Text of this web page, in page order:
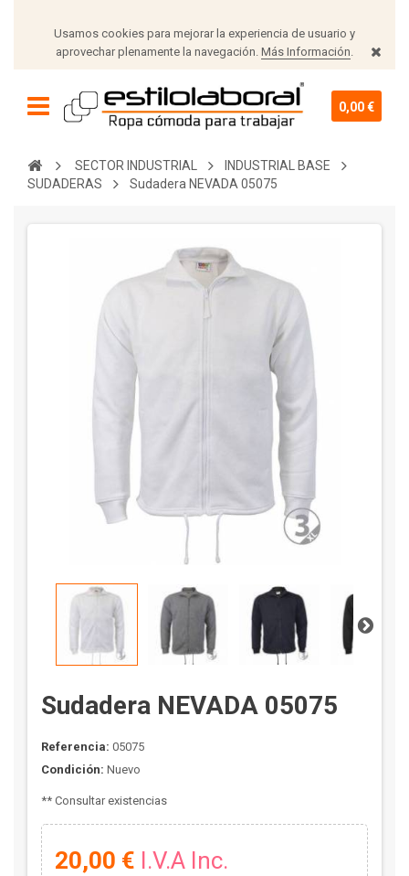
Usamos cookies para mejorar la experiencia de usuario y
aprovechar plenamente la navegación. Más Información.
0,00 €
SECTOR INDUSTRIAL
INDUSTRIAL BASE
SUDADERAS
Sudadera NEVADA 05075
Sudadera NEVADA 05075
Referencia: 05075
Condición: Nuevo
** Consultar existencias
20,00 € I.V.A Inc.